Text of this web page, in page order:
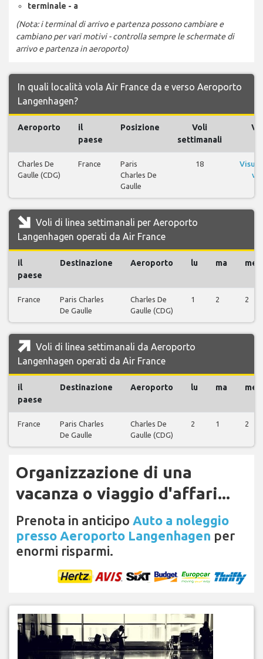
terminale - a
(Nota: i terminal di arrivo e partenza possono cambiare e
cambiano per vari motivi - controlla sempre le schermate di
arrivo e partenza in aeroporto)
In quali località vola Air France da e verso Aeroporto
Langenhagen?
Aeroporto
il
paese
Posizione
Voli
settimanali
Charles De
Gaulle (CDG)
France
Paris
Charles De
Gaulle
18
Voli di linea settimanali per Aeroporto
Langenhagen operati da Air France
il
paese
Destinazione Aeroporto lu ma me
France
Paris Charles
De Gaulle
Charles De
Gaulle (CDG)
1 2 2
Voli di linea settimanali da Aeroporto
Langenhagen operati da Air France
il
paese
Destinazione Aeroporto lu ma me
France
Paris Charles
De Gaulle
Charles De
Gaulle (CDG)
2 1 2
Organizzazione di una
vacanza o viaggio d'affari...
Prenota in anticipo Auto a noleggio
presso Aeroporto Langenhagen per
enormi risparmi.